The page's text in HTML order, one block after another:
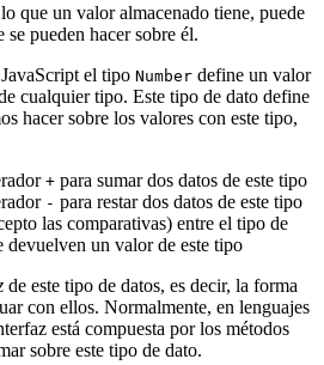
que un valor almacenado tiene, puede
se pueden hacer sobre él.
el tipo Number define un valor
cualquier tipo. Este tipo de dato define
hacer sobre los valores con este tipo,
+ para sumar dos datos de este tipo
- para restar dos datos de este tipo
las comparativas) entre el tipo de
devuelven un valor de este tipo
de este tipo de datos, es decir, la forma
con ellos. Normalmente, en lenguajes
está compuesta por los métodos
sobre este tipo de dato.